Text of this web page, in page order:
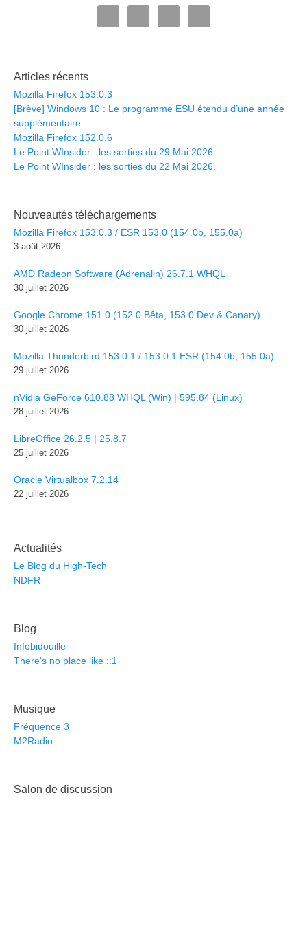
Articles récents
Mozilla Firefox 153.0.3
[Brève] Windows 10 : Le programme ESU étendu d’une année
supplémentaire
Mozilla Firefox 152.0.6
Le Point WInsider : les sorties du 29 Mai 2026.
Le Point WInsider : les sorties du 22 Mai 2026.
Nouveautés téléchargements
Mozilla Firefox 153.0.3 / ESR 153.0 (154.0b, 155.0a)
3 août 2026
AMD Radeon Software (Adrenalin) 26.7.1 WHQL
30 juillet 2026
Google Chrome 151.0 (152.0 Bêta, 153.0 Dev & Canary)
30 juillet 2026
Mozilla Thunderbird 153.0.1 / 153.0.1 ESR (154.0b, 155.0a)
29 juillet 2026
nVidia GeForce 610.88 WHQL (Win) | 595.84 (Linux)
28 juillet 2026
LibreOffice 26.2.5 | 25.8.7
25 juillet 2026
Oracle Virtualbox 7.2.14
22 juillet 2026
Actualités
Le Blog du High-Tech
NDFR
Blog
Infobidouille
There's no place like ::1
Musique
Fréquence 3
M2Radio
Salon de discussion